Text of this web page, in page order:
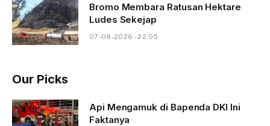
Bromo Membara Ratusan Hektare
Ludes Sekejap
07-08-2026 - 22.05
Our Picks
Api Mengamuk di Bapenda DKI Ini
Faktanya